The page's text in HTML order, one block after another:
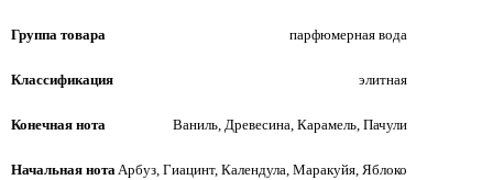
Группа товара парфюмерная вода
Классификация элитная
Конечная нота Ваниль, Древесина, Карамель, Пачули
Начальная нотаАрбуз, Гиацинт, Календула, Маракуйя, Яблоко